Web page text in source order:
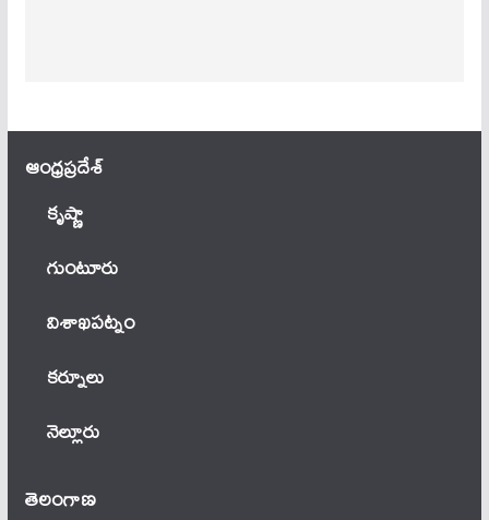
ఆంధ్ర‌ప్ర‌దేశ్
కృష్ణా
గుంటూరు
విశాఖపట్నం
కర్నూలు
నెల్లూరు
తెలంగాణ‌